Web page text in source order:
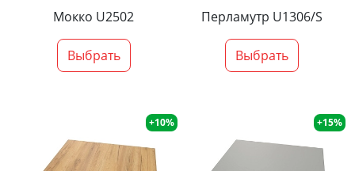
Мокко U2502
Выбрать
Перламутр U1306/S
Выбрать
+10% +15%